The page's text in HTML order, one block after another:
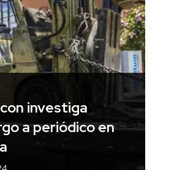
investiga
a periódico en